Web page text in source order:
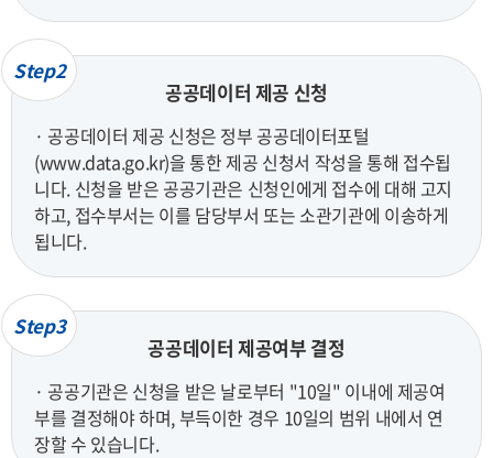
Step2
공공데이터 제공 신청
· 공공데이터 제공 신청은 정부 공공데이터포털
(www.data.go.kr)을 통한 제공 신청서 작성을 통해 접수됩
니다. 신청을 받은 공공기관은 신청인에게 접수에 대해 고지
하고, 접수부서는 이를 담당부서 또는 소관기관에 이송하게
됩니다.
Step3
공공데이터 제공여부 결정
· 공공기관은 신청을 받은 날로부터 "10일" 이내에 제공여
부를 결정해야 하며, 부득이한 경우 10일의 범위 내에서 연
장할 수 있습니다.